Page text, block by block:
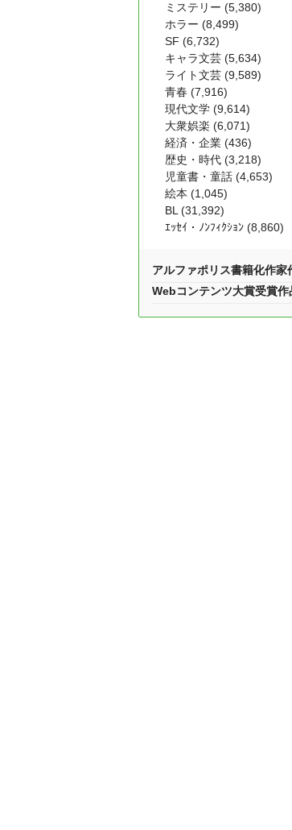
ミステリー (5,380)
ホラー (8,499)
SF (6,732)
キャラ文芸 (5,634)
ライト文芸 (9,589)
青春 (7,916)
現代文学 (9,614)
大衆娯楽 (6,071)
経済・企業 (436)
歴史・時代 (3,218)
児童書・童話 (4,653)
絵本 (1,045)
BL (31,392)
ｴｯｾｲ・ﾉﾝﾌｨｸｼｮﾝ (8,860)
アルファポリス書籍化作家
Webコンテンツ大賞受賞作